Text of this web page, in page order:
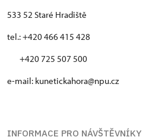
533 52 Staré Hradiště
tel.: +420 466 415 428
+420 725 507 500
e-mail: kunetickahora@npu.cz
INFORMACE PRO NÁVŠTĚVNÍKY